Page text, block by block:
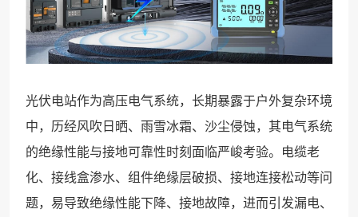
光伏电站作为高压电气系统，长期暴露于户外复杂环境
中，历经风吹日晒、雨雪冰霜、沙尘侵蚀，其电气系统
的绝缘性能与接地可靠性时刻面临严峻考验。电缆老
化、接线盒渗水、组件绝缘层破损、接地连接松动等问
题，易导致绝缘性能下降、接地故障，进而引发漏电、